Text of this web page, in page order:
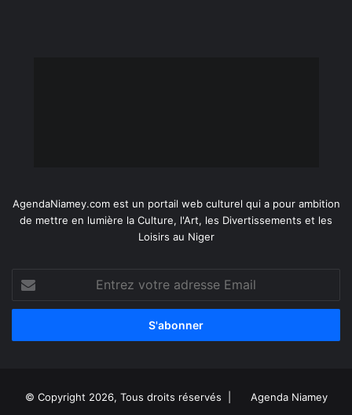
AgendaNiamey.com est un portail web culturel qui a pour ambition
de mettre en lumière la Culture, l'Art, les Divertissements et les
Loisirs au Niger
votre
adresse
© Copyright 2026, Tous droits réservés | Agenda Niamey